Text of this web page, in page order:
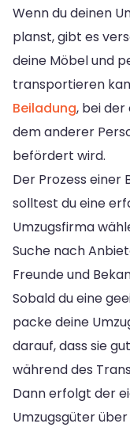
Wenn du deinen
planst, gibt es
deine Möbel und
transportieren
Beiladung, bei der
dem anderer
befördert wird.
Der Prozess einer
solltest du eine
Umzugsfirma
Suche nach
Freunde und
Sobald du eine
packe deine
darauf, dass sie
während des
Dann erfolgt der
Umzugsgüter